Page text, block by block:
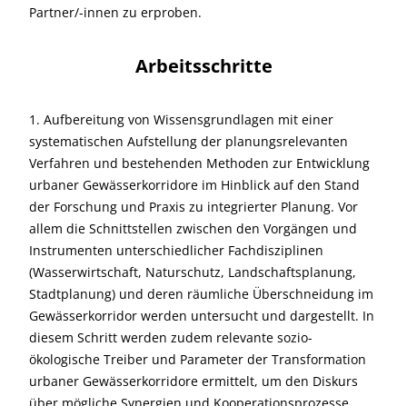
Partner/-innen zu erproben.
Arbeitsschritte
1. Aufbereitung von Wissensgrundlagen mit einer
systematischen Aufstellung der planungsrelevanten
Verfahren und bestehenden Methoden zur Entwicklung
urbaner Gewässerkorridore im Hinblick auf den Stand
der Forschung und Praxis zu integrierter Planung. Vor
allem die Schnittstellen zwischen den Vorgängen und
Instrumenten unterschiedlicher Fachdisziplinen
(Wasserwirtschaft, Naturschutz, Landschaftsplanung,
Stadtplanung) und deren räumliche Überschneidung im
Gewässerkorridor werden untersucht und dargestellt. In
diesem Schritt werden zudem relevante sozio-
ökologische Treiber und Parameter der Transformation
urbaner Gewässerkorridore ermittelt, um den Diskurs